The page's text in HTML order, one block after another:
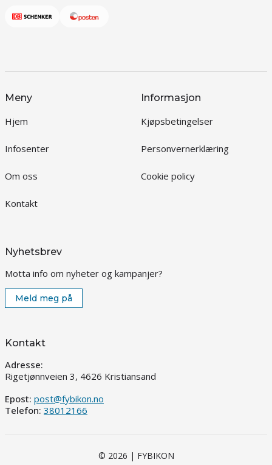
Meny
Hjem
Infosenter
Om oss
Kontakt
Informasjon
Kjøpsbetingelser
Personvernerklæring
Cookie policy
Nyhetsbrev
Motta info om nyheter og kampanjer?
Meld meg på
Kontakt
Adresse:
Rigetjønnveien 3, 4626 Kristiansand
Epost: post@fybikon.no
Telefon: 38012166
© 2026 | FYBIKON